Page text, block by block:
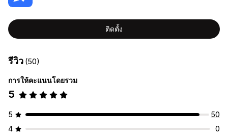
ติดตั้ง
รีวิว (50)
การให้คะแนนโดยรวม
5
5
50
4
0